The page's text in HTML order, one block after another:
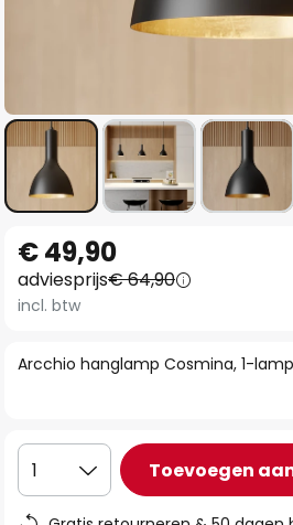
naar
het
begin
de
Arcchio hanglamp Cosmina, 1-
€ 49,90
adviesprijs€ 64,90
incl. btw
1 Toevoegen